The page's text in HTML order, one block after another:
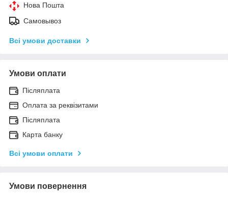
Нова Пошта
Самовывоз
Всі умови доставки
Умови оплати
Післяплата
Оплата за реквізитами
Післяплата
Карта банку
Всі умови оплати
Умови повернення